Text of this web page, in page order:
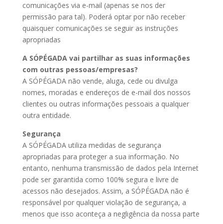
comunicações via e-mail (apenas se nos der
permissão para tal). Poderá optar por não receber
quaisquer comunicações se seguir as instruções
apropriadas
A SÓPÉGADA vai partilhar as suas informações
com outras pessoas/empresas?
A SÓPÉGADA não vende, aluga, cede ou divulga
nomes, moradas e endereços de e-mail dos nossos
clientes ou outras informações pessoais a qualquer
outra entidade.
Segurança
A SÓPÉGADA utiliza medidas de segurança
apropriadas para proteger a sua informação. No
entanto, nenhuma transmissão de dados pela Internet
pode ser garantida como 100% segura e livre de
acessos não desejados. Assim, a SÓPÉGADA não é
responsável por qualquer violação de segurança, a
menos que isso aconteça a negligência da nossa parte